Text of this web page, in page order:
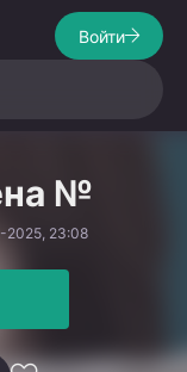
Войти
№
2025, 23:08